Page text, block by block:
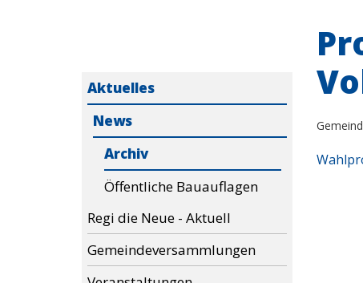
Aktuelles
News
Archiv
Öffentliche Bauauflagen
Regi die Neue - Aktuell
Gemeindeversammlungen